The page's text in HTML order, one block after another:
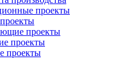
проекты
проекты
проекты
проекты